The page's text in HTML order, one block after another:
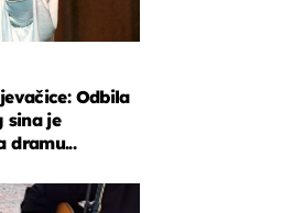
Odbila
sina je
dramu...